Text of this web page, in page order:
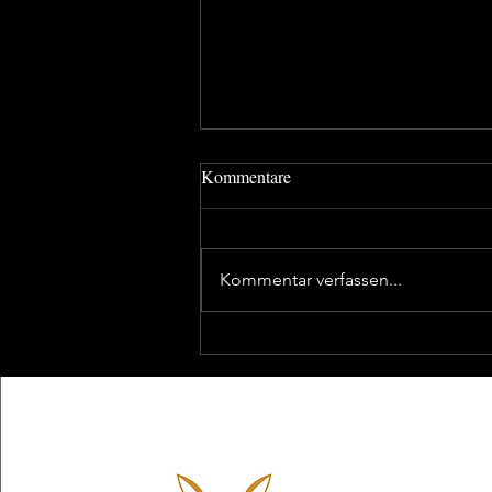
Hoteliers: Effizientes
Kommentare
Kommentar verfassen...
Hotelfux